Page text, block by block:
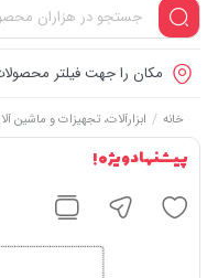
مکان را جهت فیلتر
خانه / ابزارآلات، تجهیزات و ماشین
پیشنهاد ویژه !